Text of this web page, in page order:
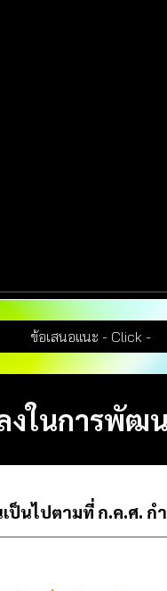
ข้อเสนอแนะ - Click -
ในการพัฒ
ป็นไปตามที่ ก.ค.ศ. ก